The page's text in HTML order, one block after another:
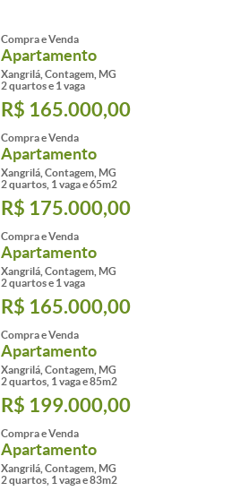
Compra e Venda
Apartamento
Xangrilá, Contagem, MG
2 quartos e 1 vaga
R$ 165.000,00
Compra e Venda
Apartamento
Xangrilá, Contagem, MG
2 quartos, 1 vaga e 65m2
R$ 175.000,00
Compra e Venda
Apartamento
Xangrilá, Contagem, MG
2 quartos e 1 vaga
R$ 165.000,00
Compra e Venda
Apartamento
Xangrilá, Contagem, MG
2 quartos, 1 vaga e 85m2
R$ 199.000,00
Compra e Venda
Apartamento
Xangrilá, Contagem, MG
2 quartos, 1 vaga e 83m2